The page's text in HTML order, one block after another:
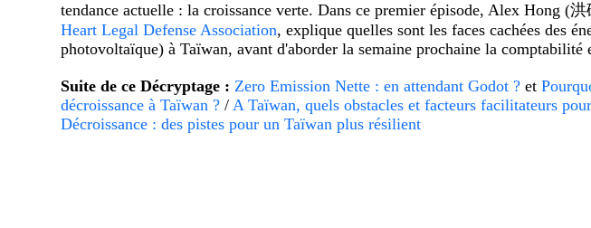
tendance actuelle : la croissance verte. Dans ce premier épisode, Alex Hong (
Heart Legal Defense Association, explique quelles sont les faces cachées des
photovoltaïque) à Taïwan, avant d'aborder la semaine prochaine la comptabilité
Suite de ce Décryptage :Zero Emission Nette : en attendant Godot ? et
décroissance à Taïwan ? /A Taïwan, quels obstacles et facteurs facilitateurs
Décroissance : des pistes pour un Taïwan plus résilient